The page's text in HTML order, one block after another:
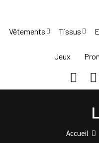
content
Vêtements Tissus
Jeux
Accueil